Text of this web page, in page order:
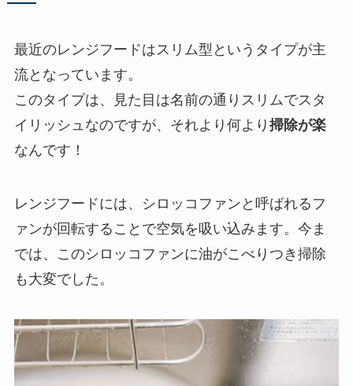
最近のレンジフードはスリム型というタイプが主
流となっています。
このタイプは、見た目は名前の通りスリムでスタ
イリッシュなのですが、それより何より 掃除が楽
なんです！
レンジフードには、シロッコファンと呼ばれるフ
ァンが回転することで空気を吸い込みます。今ま
では、このシロッコファンに油がこべりつき掃除
も大変でした。